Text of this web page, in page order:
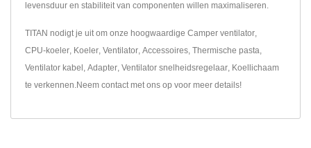
levensduur en stabiliteit van componenten willen maximaliseren.
TITAN nodigt je uit om onze hoogwaardige Camper ventilator,
CPU-koeler, Koeler, Ventilator, Accessoires, Thermische pasta,
Ventilator kabel , Adapter, Ventilator snelheidsregelaar, Koellichaam
te verkennen.Neem contact met ons op voor meer details!